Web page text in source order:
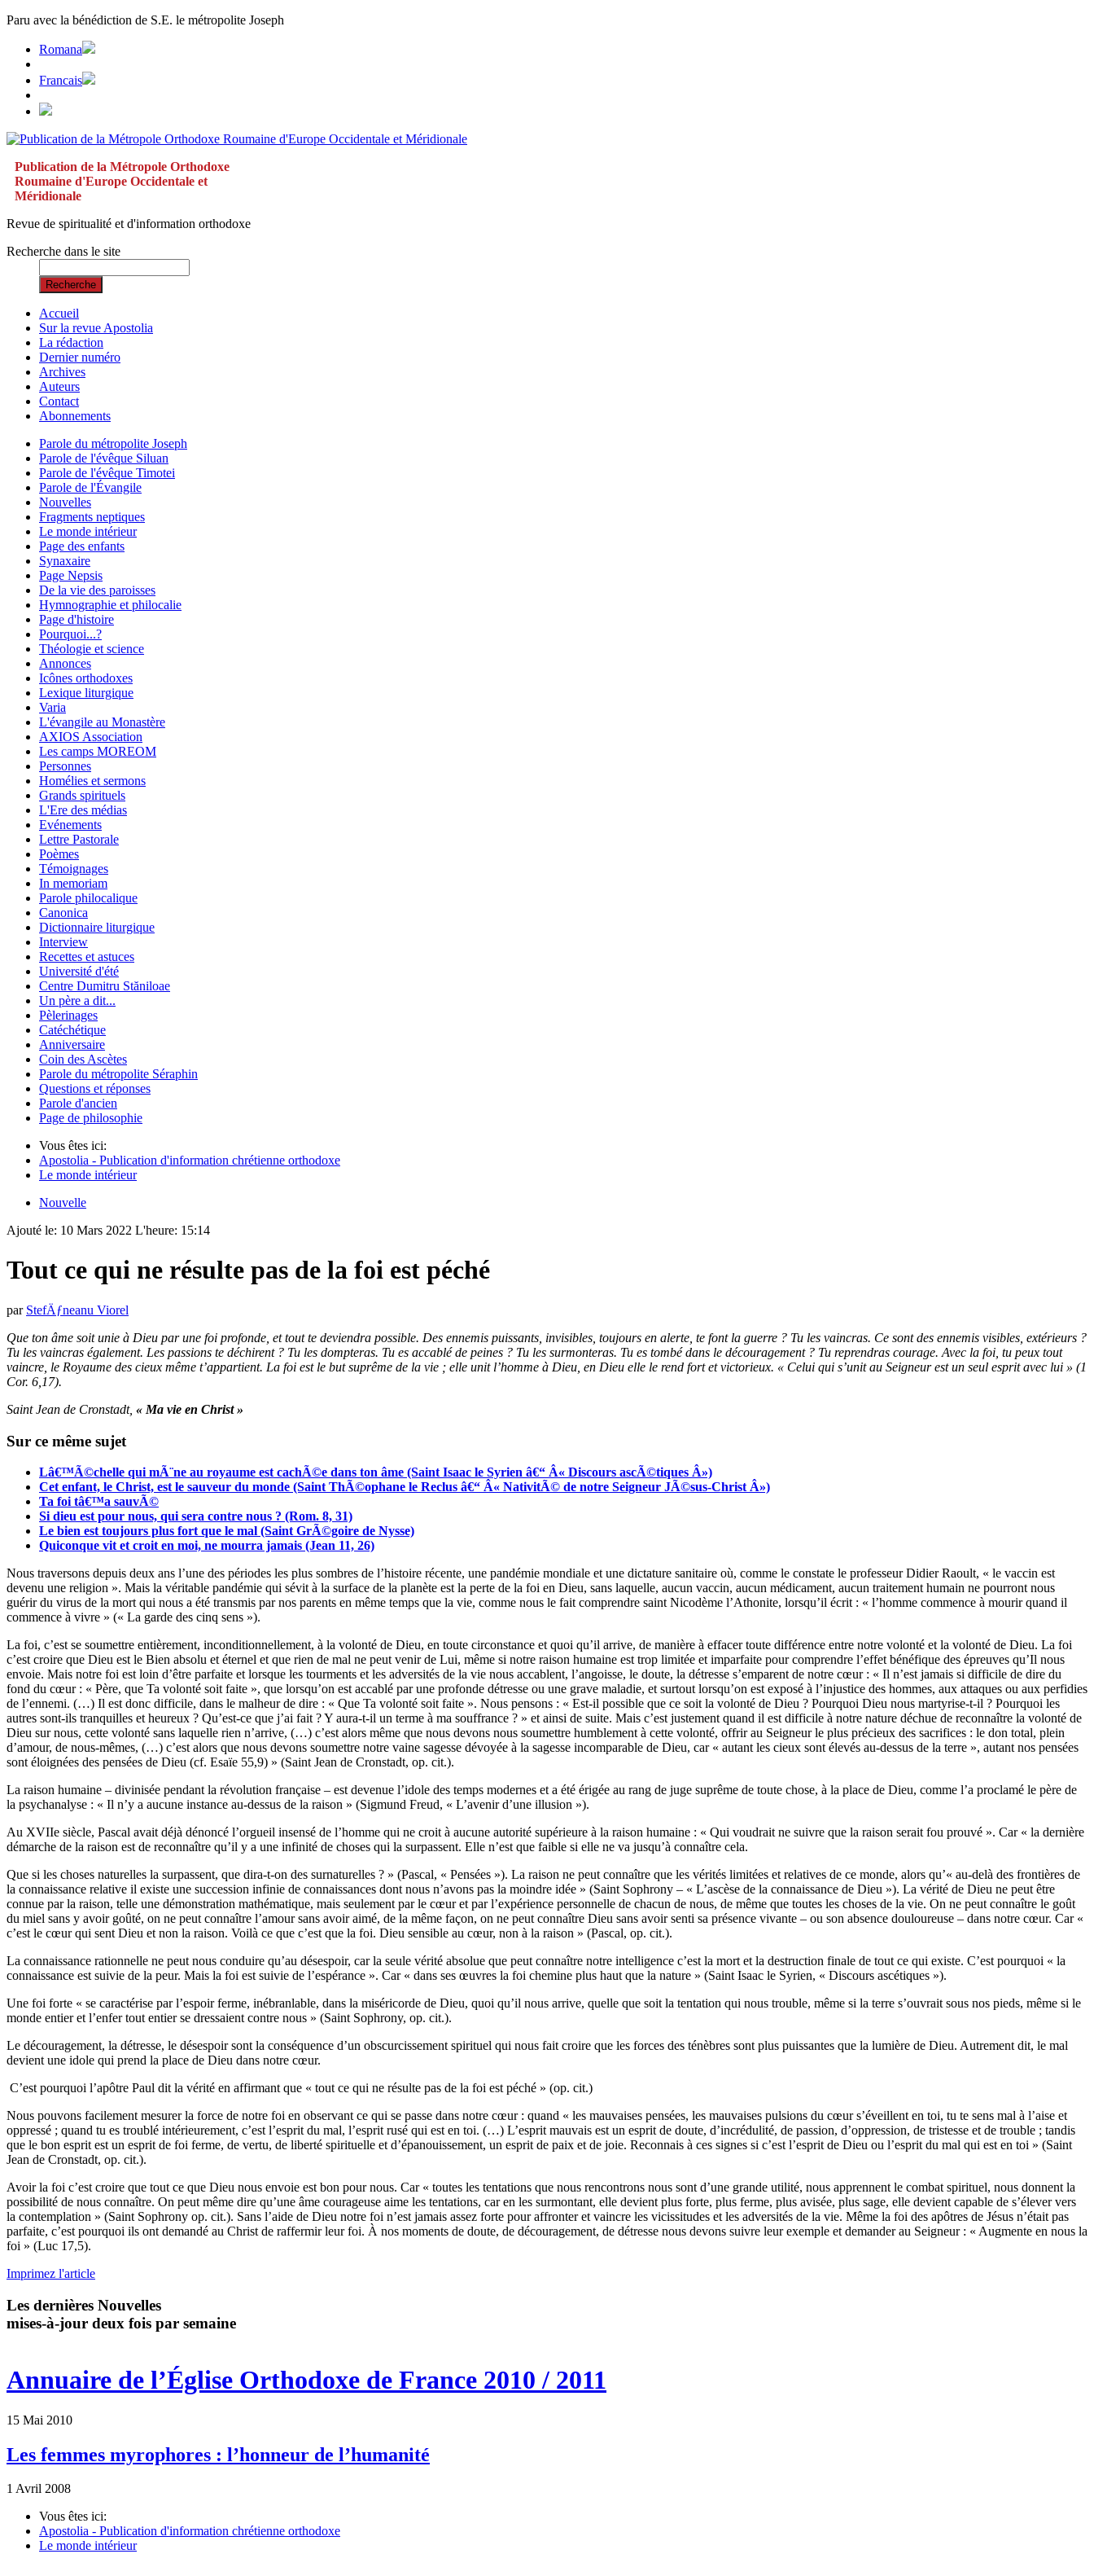
Paru avec la bénédiction de S.E. le métropolite Joseph
Romana
Francais
Publication de la Métropole Orthodoxe
Roumaine d'Europe Occidentale et
Méridionale
Revue de spiritualité et d'information orthodoxe
Recherche dans le site
Recherche
Accueil
Sur la revue Apostolia
La rédaction
Dernier numéro
Archives
Auteurs
Contact
Abonnements
Parole du métropolite Joseph
Parole de l'évêque Siluan
Parole de l'évêque Timotei
Parole de l'Évangile
Nouvelles
Fragments neptiques
Le monde intérieur
Page des enfants
Synaxaire
Page Nepsis
De la vie des paroisses
Hymnographie et philocalie
Page d'histoire
Pourquoi...?
Théologie et science
Annonces
Icônes orthodoxes
Lexique liturgique
Varia
L'évangile au Monastère
AXIOS Association
Les camps MOREOM
Personnes
Homélies et sermons
Grands spirituels
L'Ere des médias
Evénements
Lettre Pastorale
Poèmes
Témoignages
In memoriam
Parole philocalique
Canonica
Dictionnaire liturgique
Interview
Recettes et astuces
Université d'été
Centre Dumitru Stăniloae
Un père a dit...
Pèlerinages
Catéchétique
Anniversaire
Coin des Ascètes
Parole du métropolite Séraphin
Questions et réponses
Parole d'ancien
Page de philosophie
Vous êtes ici:
Apostolia - Publication d'information chrétienne orthodoxe
Le monde intérieur
Nouvelle
Ajouté le: 10 Mars 2022 L'heure: 15:14
Tout ce qui ne résulte pas de la foi est péché
par StefÄƒneanu Viorel
Que ton âme soit unie à Dieu par une foi profonde, et tout te deviendra possible. Des ennemis puissants, invisibles, toujours en alerte, te font la guerre ? Tu les vaincras. Ce sont des ennemis visibles, extérieurs ?
Tu les vaincras également. Les passions te déchirent ? Tu les dompteras. Tu es accablé de peines ? Tu les surmonteras. Tu es tombé dans le découragement ? Tu reprendras courage. Avec la foi, tu peux tout
vaincre, le Royaume des cieux même t’appartient. La foi est le but suprême de la vie ; elle unit l’homme à Dieu, en Dieu elle le rend fort et victorieux. « Celui qui s’unit au Seigneur est un seul esprit avec lui » (1
Cor. 6,17).
Saint Jean de Cronstadt, « Ma vie en Christ »
Sur ce même sujet
Lâ€™Ã©chelle qui mÃ¨ne au royaume est cachÃ©e dans ton âme (Saint Isaac le Syrien â€“ Â« Discours ascÃ©tiques Â»)
Cet enfant, le Christ, est le sauveur du monde (Saint ThÃ©ophane le Reclus â€“ Â« NativitÃ© de notre Seigneur JÃ©sus-Christ Â»)
Ta foi tâ€™a sauvÃ©
Si dieu est pour nous, qui sera contre nous ? (Rom. 8, 31)
Le bien est toujours plus fort que le mal (Saint GrÃ©goire de Nysse)
Quiconque vit et croit en moi, ne mourra jamais (Jean 11, 26)
Nous traversons depuis deux ans l’une des périodes les plus sombres de l’histoire récente, une pandémie mondiale et une dictature sanitaire où, comme le constate le professeur Didier Raoult, « le vaccin est
devenu une religion ». Mais la véritable pandémie qui sévit à la surface de la planète est la perte de la foi en Dieu, sans laquelle, aucun vaccin, aucun médicament, aucun traitement humain ne pourront nous
guérir du virus de la mort qui nous a été transmis par nos parents en même temps que la vie, comme nous le fait comprendre saint Nicodème l’Athonite, lorsqu’il écrit : « l’homme commence à mourir quand il
commence à vivre » (« La garde des cinq sens »).
La foi, c’est se soumettre entièrement, inconditionnellement, à la volonté de Dieu, en toute circonstance et quoi qu’il arrive, de manière à effacer toute différence entre notre volonté et la volonté de Dieu. La foi
c’est croire que Dieu est le Bien absolu et éternel et que rien de mal ne peut venir de Lui, même si notre raison humaine est trop limitée et imparfaite pour comprendre l’effet bénéfique des épreuves qu’Il nous
envoie. Mais notre foi est loin d’être parfaite et lorsque les tourments et les adversités de la vie nous accablent, l’angoisse, le doute, la détresse s’emparent de notre cœur : « Il n’est jamais si difficile de dire du
fond du cœur : « Père, que Ta volonté soit faite », que lorsqu’on est accablé par une profonde détresse ou une grave maladie, et surtout lorsqu’on est exposé à l’injustice des hommes, aux attaques ou aux perfidies
de l’ennemi. (…) Il est donc difficile, dans le malheur de dire : « Que Ta volonté soit faite ». Nous pensons : « Est-il possible que ce soit la volonté de Dieu ? Pourquoi Dieu nous martyrise-t-il ? Pourquoi les
autres sont-ils tranquilles et heureux ? Qu’est-ce que j’ai fait ? Y aura-t-il un terme à ma souffrance ? » et ainsi de suite. Mais c’est justement quand il est difficile à notre nature déchue de reconnaître la volonté de
Dieu sur nous, cette volonté sans laquelle rien n’arrive, (…) c’est alors même que nous devons nous soumettre humblement à cette volonté, offrir au Seigneur le plus précieux des sacrifices : le don total, plein
d’amour, de nous-mêmes, (…) c’est alors que nous devons soumettre notre vaine sagesse dévoyée à la sagesse incomparable de Dieu, car « autant les cieux sont élevés au-dessus de la terre », autant nos pensées
sont éloignées des pensées de Dieu (cf. Esaïe 55,9) » (Saint Jean de Cronstadt, op. cit.).
La raison humaine – divinisée pendant la révolution française – est devenue l’idole des temps modernes et a été érigée au rang de juge suprême de toute chose, à la place de Dieu, comme l’a proclamé le père de
la psychanalyse : « Il n’y a aucune instance au-dessus de la raison » (Sigmund Freud, « L’avenir d’une illusion »).
Au XVIIe siècle, Pascal avait déjà dénoncé l’orgueil insensé de l’homme qui ne croit à aucune autorité supérieure à la raison humaine : « Qui voudrait ne suivre que la raison serait fou prouvé ». Car « la dernière
démarche de la raison est de reconnaître qu’il y a une infinité de choses qui la surpassent. Elle n’est que faible si elle ne va jusqu’à connaître cela.
Que si les choses naturelles la surpassent, que dira-t-on des surnaturelles ? » (Pascal, « Pensées »). La raison ne peut connaître que les vérités limitées et relatives de ce monde, alors qu’« au-delà des frontières de
la connaissance relative il existe une succession infinie de connaissances dont nous n’avons pas la moindre idée » (Saint Sophrony – « L’ascèse de la connaissance de Dieu »). La vérité de Dieu ne peut être
connue par la raison, telle une démonstration mathématique, mais seulement par le cœur et par l’expérience personnelle de chacun de nous, de même que toutes les choses de la vie. On ne peut connaître le goût
du miel sans y avoir goûté, on ne peut connaître l’amour sans avoir aimé, de la même façon, on ne peut connaître Dieu sans avoir senti sa présence vivante – ou son absence douloureuse – dans notre cœur. Car «
c’est le cœur qui sent Dieu et non la raison. Voilà ce que c’est que la foi. Dieu sensible au cœur, non à la raison » (Pascal, op. cit.).
La connaissance rationnelle ne peut nous conduire qu’au désespoir, car la seule vérité absolue que peut connaître notre intelligence c’est la mort et la destruction finale de tout ce qui existe. C’est pourquoi « la
connaissance est suivie de la peur. Mais la foi est suivie de l’espérance ». Car « dans ses œuvres la foi chemine plus haut que la nature » (Saint Isaac le Syrien, « Discours ascétiques »).
Une foi forte « se caractérise par l’espoir ferme, inébranlable, dans la miséricorde de Dieu, quoi qu’il nous arrive, quelle que soit la tentation qui nous trouble, même si la terre s’ouvrait sous nos pieds, même si le
monde entier et l’enfer tout entier se dressaient contre nous » (Saint Sophrony, op. cit.).
Le découragement, la détresse, le désespoir sont la conséquence d’un obscurcissement spirituel qui nous fait croire que les forces des ténèbres sont plus puissantes que la lumière de Dieu. Autrement dit, le mal
devient une idole qui prend la place de Dieu dans notre cœur.
C’est pourquoi l’apôtre Paul dit la vérité en affirmant que « tout ce qui ne résulte pas de la foi est péché » (op. cit.)
Nous pouvons facilement mesurer la force de notre foi en observant ce qui se passe dans notre cœur : quand « les mauvaises pensées, les mauvaises pulsions du cœur s’éveillent en toi, tu te sens mal à l’aise et
oppressé ; quand tu es troublé intérieurement, c’est l’esprit du mal, l’esprit rusé qui est en toi. (…) L’esprit mauvais est un esprit de doute, d’incrédulité, de passion, d’oppression, de tristesse et de trouble ; tandis
que le bon esprit est un esprit de foi ferme, de vertu, de liberté spirituelle et d’épanouissement, un esprit de paix et de joie. Reconnais à ces signes si c’est l’esprit de Dieu ou l’esprit du mal qui est en toi » (Saint
Jean de Cronstadt, op. cit.).
Avoir la foi c’est croire que tout ce que Dieu nous envoie est bon pour nous. Car « toutes les tentations que nous rencontrons nous sont d’une grande utilité, nous apprennent le combat spirituel, nous donnent la
possibilité de nous connaître. On peut même dire qu’une âme courageuse aime les tentations, car en les surmontant, elle devient plus forte, plus ferme, plus avisée, plus sage, elle devient capable de s’élever vers
la contemplation » (Saint Sophrony op. cit.). Sans l’aide de Dieu notre foi n’est jamais assez forte pour affronter et vaincre les vicissitudes et les adversités de la vie. Même la foi des apôtres de Jésus n’était pas
parfaite, c’est pourquoi ils ont demandé au Christ de raffermir leur foi. À nos moments de doute, de découragement, de détresse nous devons suivre leur exemple et demander au Seigneur : « Augmente en nous la
foi » (Luc 17,5).
Imprimez l'article
Les dernières Nouvelles
mises-à-jour deux fois par semaine
Annuaire de l’Église Orthodoxe de France 2010 / 2011
15 Mai 2010
Les femmes myrophores : l’honneur de l’humanité
1 Avril 2008
Vous êtes ici:
Apostolia - Publication d'information chrétienne orthodoxe
Le monde intérieur